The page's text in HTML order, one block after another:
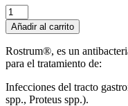
Rostrum
50mg
-
10
comprimidos
cantidad
Añadir al carrito
Rostrum®, es un
para el tratamiento de:
Infecciones del tracto
spp., Proteus spp.).